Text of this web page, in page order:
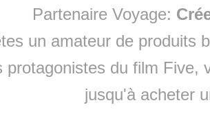
Partenaire Voyage:
un amateur de produits
protagonistes du film Five,
jusqu'à acheter